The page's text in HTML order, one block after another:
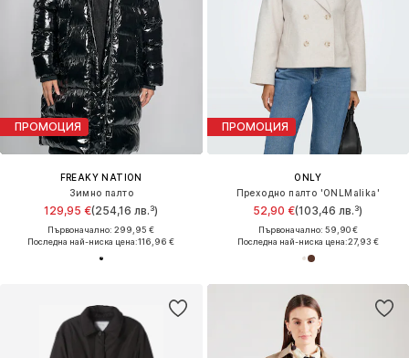
ПРОМОЦИЯ
FREAKY NATION
Зимно палто
129,95 €(254,16 лв.³)
Първоначално: 299,95 €
Последна най-ниска цена:116,96 €
ПРОМОЦИЯ
ONLY
Преходно палто 'ONLMalika'
52,90 €(103,46 лв.³)
Първоначално: 59,90 €
Последна най-ниска цена:27,93 €